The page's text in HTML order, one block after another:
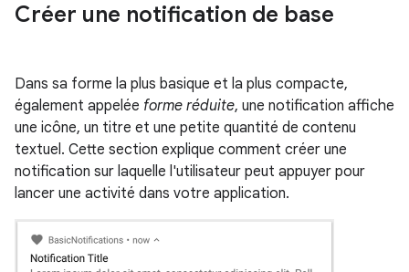
Créer une notification de base
Dans sa forme la plus basique et la plus compacte,
également appelée forme réduite, une notification affiche
une icône, un titre et une petite quantité de contenu
textuel. Cette section explique comment créer une
notification sur laquelle l'utilisateur peut appuyer pour
lancer une activité dans votre application.